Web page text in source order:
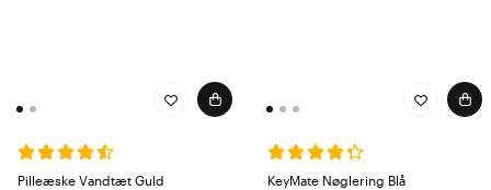
Pilleæske Vandtæt Guld
KeyMate Nøglering Blå